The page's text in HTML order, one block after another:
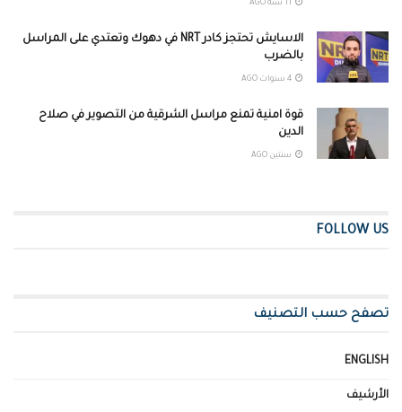
الاسايش تحتجز كادر NRT في دهوك وتعتدي على المراسل
بالضرب
قوة امنية تمنع مراسل الشرقية من التصوير في صلاح
الدين
سنتين AGO
FOLLOW US
تصفح حسب التصنيف
ENGLISH
الأرشيف